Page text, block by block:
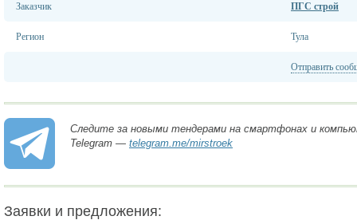
Заказчик ПГС строй
Регион Тула
Отправить
Следите за новыми тендерами на смартфонах и
Telegram — telegram.me/mirstroek
Заявки и предложения: